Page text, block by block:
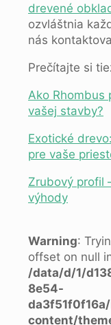
drevené
ozvláštnia
nás
Prečítajte si
Ako Rhombus
vašej stavby?
Exotické
pre vaše
Zrubový profil
výhody
Warning:
offset on null
/data/d/1/
8e54-
content/